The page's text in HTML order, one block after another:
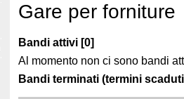
Gare per forniture
Bandi attivi [0]
Al momento non ci sono bandi
Bandi terminati (termini